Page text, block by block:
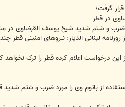
گرفت؛
در قطر
از ضرب و شتم شدید شیخ یوسف القرضاوی
روزنامه لبنانی الدیار: نیروهای امنیتی
استفاده از باتوم وی را مورد ضرب و شتم